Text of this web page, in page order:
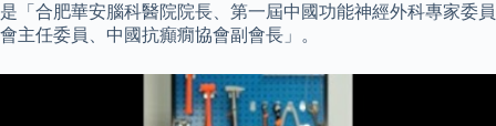
是「合肥華安腦科醫院院長、第一屆中國功能神經外科專家委員
會主任委員、中國抗癲癇協會副會長」。